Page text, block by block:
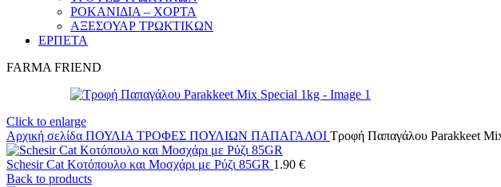
ΡΟΚΑΝΙΔΙΑ – ΧΟΡΤΑ
ΑΞΕΣΟΥΑΡ ΤΡΩΚΤΙΚΩΝ
ΕΡΠΕΤΑ
FARMA FRIEND
Click to enlarge
Αρχική σελίδα ΠΟΥΛΙΑ ΤΡΟΦΕΣ ΠΟΥΛΙΩΝ ΠΑΠΑΓΑΛΟΙ Τροφή Παπαγάλου Parakkeet
Schesir Cat Κοτόπουλο και Μοσχάρι με Ρύζι 85GR 1.90 €
Back to products